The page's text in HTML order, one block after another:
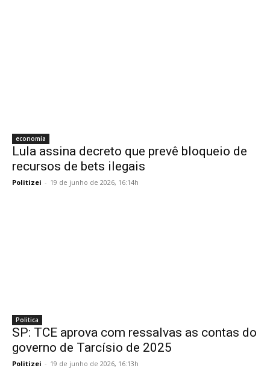
economia
Lula assina decreto que prevê bloqueio de
recursos de bets ilegais
Politizei - 19 de junho de 2026, 16:14h
Politica
SP: TCE aprova com ressalvas as contas do
governo de Tarcísio de 2025
Politizei - 19 de junho de 2026, 16:13h